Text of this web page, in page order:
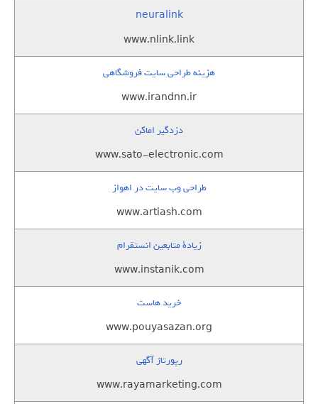
neuralink
www.nlink.link
هزینه طراحی سایت فروشگاهی
www.irandnn.ir
دزدگیر اماکن
www.sato-electronic.com
طراحی وب سایت در اهواز
www.artiash.com
زيادة متابعين انستقرام
www.instanik.com
خرید هاست
www.pouyasazan.org
رپورتاژ آگهی
www.rayamarketing.com